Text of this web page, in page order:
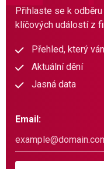
Přihlaste se k
klíčových událostí z
Přehled, který
Aktuální dění
Jasná data
Email: